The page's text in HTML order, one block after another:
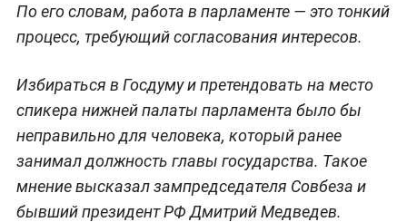
По его словам, работа в парламенте — это тонкий
процесс, требующий согласования интересов.
Избираться в Госдуму и претендовать на место
спикера нижней палаты парламента было бы
неправильно для человека, который ранее
занимал должность главы государства. Такое
мнение высказал зампредседателя Совбеза и
бывший президент РФ Дмитрий Медведев.